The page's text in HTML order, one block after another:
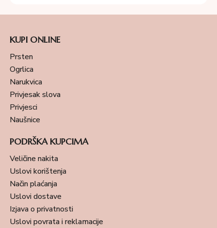
KUPI ONLINE
Prsten
Ogrlica
Narukvica
Privjesak slova
Privjesci
Naušnice
PODRŠKA KUPCIMA
Veličine nakita
Uslovi korištenja
Način plaćanja
Uslovi dostave
Izjava o privatnosti
Uslovi povrata i reklamacije